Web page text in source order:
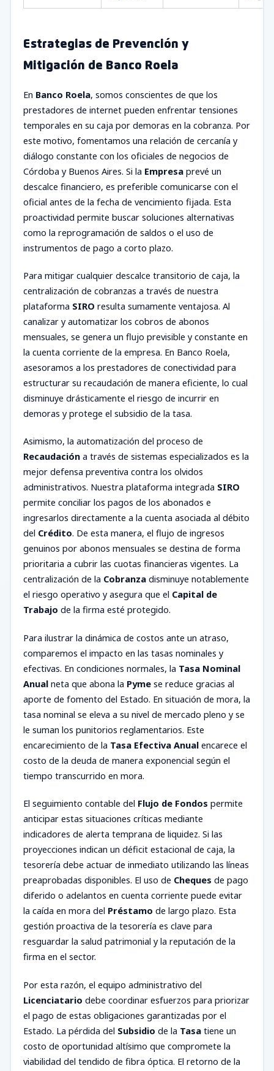
Estrategias de Prevención y
Mitigación de Banco Roela
En Banco Roela, somos conscientes de que los
prestadores de internet pueden enfrentar tensiones
temporales en su caja por demoras en la cobranza. Por
este motivo, fomentamos una relación de cercanía y
diálogo constante con los oficiales de negocios de
Córdoba y Buenos Aires. Si la Empresa prevé un
descalce financiero, es preferible comunicarse con el
oficial antes de la fecha de vencimiento fijada. Esta
proactividad permite buscar soluciones alternativas
como la reprogramación de saldos o el uso de
instrumentos de pago a corto plazo.
Para mitigar cualquier descalce transitorio de caja, la
centralización de cobranzas a través de nuestra
plataforma SIRO resulta sumamente ventajosa. Al
canalizar y automatizar los cobros de abonos
mensuales, se genera un flujo previsible y constante en
la cuenta corriente de la empresa. En Banco Roela,
asesoramos a los prestadores de conectividad para
estructurar su recaudación de manera eficiente, lo cual
disminuye drásticamente el riesgo de incurrir en
demoras y protege el subsidio de la tasa.
Asimismo, la automatización del proceso de
Recaudación a través de sistemas especializados es la
mejor defensa preventiva contra los olvidos
administrativos. Nuestra plataforma integrada SIRO
permite conciliar los pagos de los abonados e
ingresarlos directamente a la cuenta asociada al débito
del Crédito. De esta manera, el flujo de ingresos
genuinos por abonos mensuales se destina de forma
prioritaria a cubrir las cuotas financieras vigentes. La
centralización de la Cobranza disminuye notablemente
el riesgo operativo y asegura que el Capital de
Trabajo de la firma esté protegido.
Para ilustrar la dinámica de costos ante un atraso,
comparemos el impacto en las tasas nominales y
efectivas. En condiciones normales, la Tasa Nominal
Anual neta que abona la Pyme se reduce gracias al
aporte de fomento del Estado. En situación de mora, la
tasa nominal se eleva a su nivel de mercado pleno y se
le suman los punitorios reglamentarios. Este
encarecimiento de la Tasa Efectiva Anual encarece el
costo de la deuda de manera exponencial según el
tiempo transcurrido en mora.
El seguimiento contable del Flujo de Fondos permite
anticipar estas situaciones críticas mediante
indicadores de alerta temprana de liquidez. Si las
proyecciones indican un déficit estacional de caja, la
tesorería debe actuar de inmediato utilizando las líneas
preaprobadas disponibles. El uso de Cheques de pago
diferido o adelantos en cuenta corriente puede evitar
la caída en mora del Préstamo de largo plazo. Esta
gestión proactiva de la tesorería es clave para
resguardar la salud patrimonial y la reputación de la
firma en el sector.
Por esta razón, el equipo administrativo del
Licenciatario debe coordinar esfuerzos para priorizar
el pago de estas obligaciones garantizadas por el
Estado. La pérdida del Subsidio de la Tasa tiene un
costo de oportunidad altísimo que compromete la
viabilidad del tendido de fibra óptica. El retorno de la